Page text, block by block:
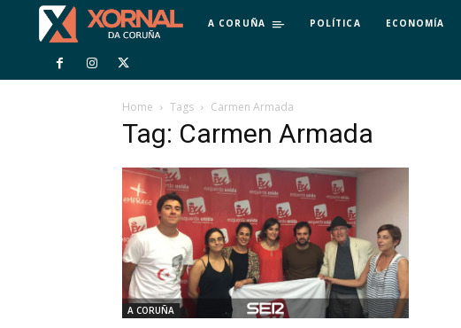
A CORUÑA POLÍTICA ECONOMÍA
Home Tags Carmen Armada
Tag: Carmen Armada
A CORUÑA